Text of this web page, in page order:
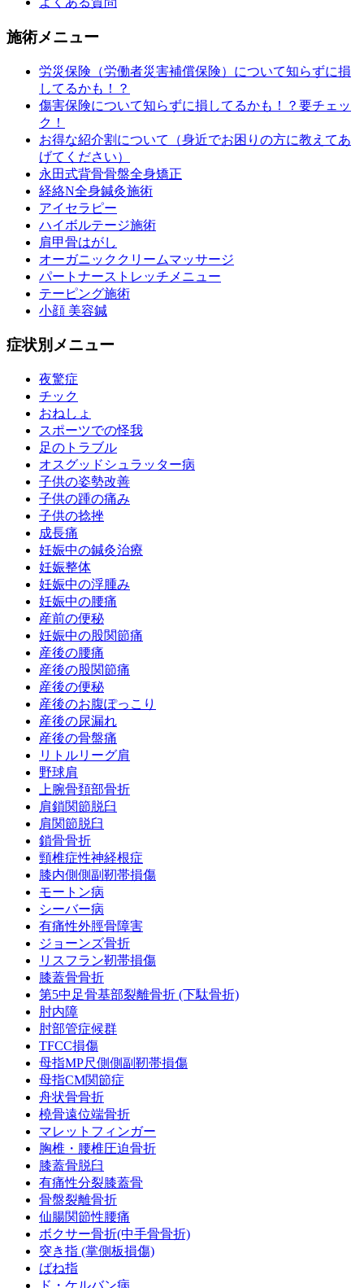
施術メニュー
労災保険（労働者災害補償保険）について知らずに損
してるかも！？
傷害保険について知らずに損してるかも！？要チェッ
ク！
お得な紹介割について（身近でお困りの方に教えてあ
げてください）
永田式背骨骨盤全身矯正
経絡N全身鍼灸施術
アイセラピー
ハイボルテージ施術
肩甲骨はがし
オーガニッククリームマッサージ
パートナーストレッチメニュー
テーピング施術
小顔 美容鍼
症状別メニュー
夜驚症
チック
おねしょ
スポーツでの怪我
足のトラブル
オスグッドシュラッター病
子供の姿勢改善
子供の踵の痛み
子供の捻挫
成長痛
妊娠中の鍼灸治療
妊娠整体
妊娠中の浮腫み
妊娠中の腰痛
産前の便秘
妊娠中の股関節痛
産後の腰痛
産後の股関節痛
産後の便秘
産後のお腹ぽっこり
産後の尿漏れ
産後の骨盤痛
リトルリーグ肩
野球肩
上腕骨頚部骨折
肩鎖関節脱臼
肩関節脱臼
鎖骨骨折
頸椎症性神経根症
膝内側側副靭帯損傷
モートン病
シーバー病
有痛性外脛骨障害
ジョーンズ骨折
リスフラン靭帯損傷
膝蓋骨骨折
第5中足骨基部裂離骨折 (下駄骨折)
肘内障
肘部管症候群
TFCC損傷
母指MP尺側側副靭帯損傷
母指CM関節症
舟状骨骨折
橈骨遠位端骨折
マレットフィンガー
胸椎・腰椎圧迫骨折
膝蓋骨脱臼
有痛性分裂膝蓋骨
骨盤裂離骨折
仙腸関節性腰痛
ボクサー骨折(中手骨骨折)
突き指 (掌側板損傷)
ばね指
ド・ケルバン病